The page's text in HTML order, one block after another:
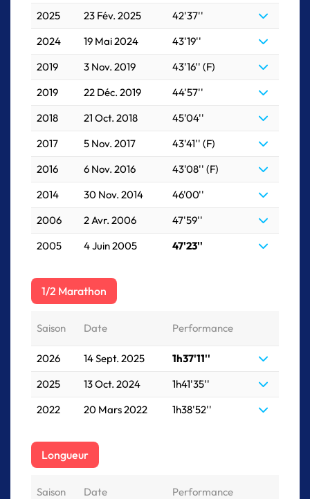
2025 23 Fév. 2025
42'37''
2024
19 Mai 2024
43'19''
2019
3 Nov. 2019
43'16'' (F)
2019
22 Déc. 2019
44'57''
2018
21 Oct. 2018
45'04''
2017
5 Nov. 2017
43'41'' (F)
2016
6 Nov. 2016
43'08'' (F)
2014
30 Nov. 2014
46'00''
2006
2 Avr. 2006
47'59''
2005
4 Juin 2005 47'23''
1/2 Marathon
Saison Date Performance
2026 14 Sept. 2025
1h37'11''
2025
13 Oct. 2024
1h41'35''
2022
20 Mars 2022 1h38'52''
Longueur
Saison Date Performance